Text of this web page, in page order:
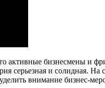
активные бизнесмены и
серьезная и солидная.
внимание бизнес-